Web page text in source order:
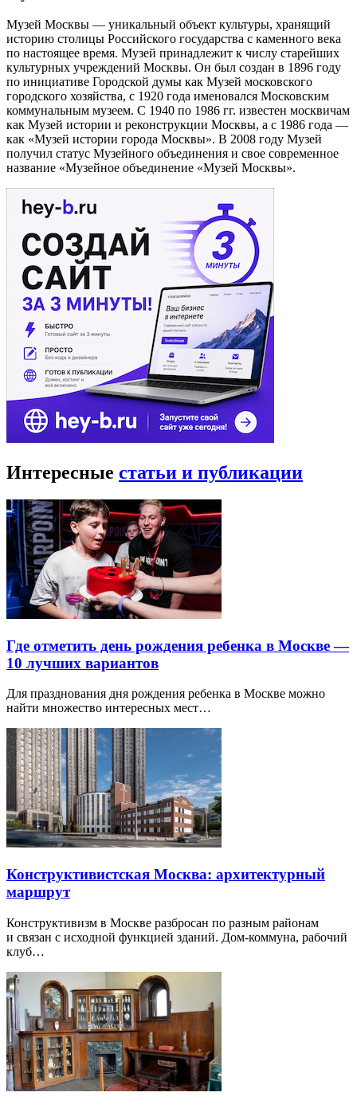
Музей Москвы — уникальный объект культуры, хранящий
историю столицы Российского государства с каменного века
по настоящее время. Музей принадлежит к числу старейших
культурных учреждений Москвы. Он был создан в 1896 году
по инициативе Городской думы как Музей московского
городского хозяйства, с 1920 года именовался Московским
коммунальным музеем. С 1940 по 1986 гг. известен москвичам
как Музей истории и реконструкции Москвы, а с 1986 года —
как «Музей истории города Москвы». В 2008 году Музей
получил статус Музейного объединения и свое современное
название «Музейное объединение «Музей Москвы».
Интересные статьи и публикации
Где отметить день рождения ребенка в Москве —
10 лучших вариантов
Для празднования дня рождения ребенка в Москве можно
найти множество интересных мест…
Конструктивистская Москва: архитектурный
маршрут
Конструктивизм в Москве разбросан по разным районам
и связан с исходной функцией зданий. Дом-коммуна, рабочий
клуб…